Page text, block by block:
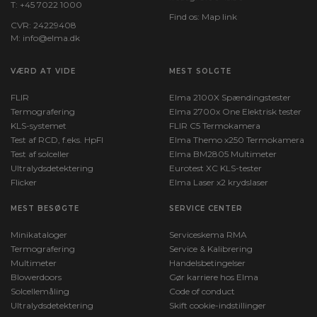
T: +45 7022 1000
CVR: 24229408
M: info@elma.dk
Find os: Map link
VÆRD AT VIDE
FLIR
Termografering
KLS-systemet
Test af RCD, f.eks. HpFI
Test af solceller
Ultralydsdetektering
Flicker
MEST SOLGTE
Elma 2100X Spændingstester
Elma 2700x One Elektrisk tester
FLIR C5 Termokamera
Elma Themo x250 Termokamera
Elma BM2805 Multimeter
Eurotest XC KLS-tester
Elma Laser x2 krydslaser
MEST BESØGTE
Minikataloger
Termografering
Multimeter
Blowerdoors
Solcellemåling
Ultralydsdetektering
SERVICE CENTER
Serviceskema RMA
Service & Kalibrering
Handelsbetingelser
Gør karriere hos Elma
Code of conduct
Skift cookie-indstillinger